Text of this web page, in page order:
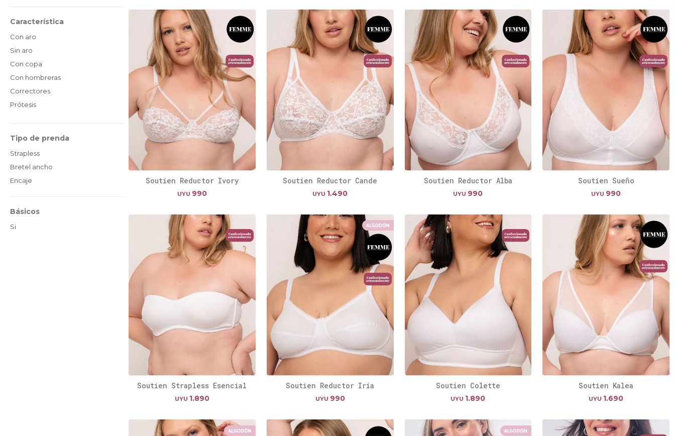
Soutien Reductor Ivory
UYU 990
Soutien Reductor Cande
UYU 1.490
Soutien Reductor Alba
UYU 990
Soutien Sueño
UYU 990
Soutien Strapless Esencial
UYU 1.890
Soutien Reductor Iria
UYU 990
Soutien Colette
UYU 1.890
Soutien Kalea
UYU 1.690
Característica
Con aro
Sin aro
Con copa
Con hombreras
Correctores
Prótesis
Tipo de prenda
Strapless
Bretel ancho
Encaje
Básicos
Si